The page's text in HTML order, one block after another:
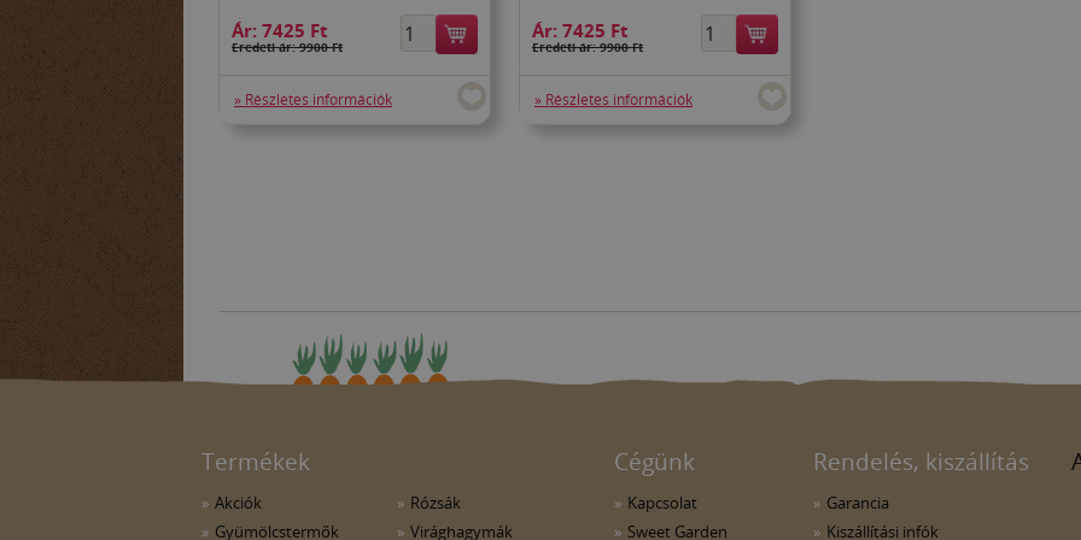
Ár: 7425 Ft
Eredeti ár: 9900 Ft
» Részletes információk
Ár: 7425 Ft
Eredeti ár: 9900 Ft
» Részletes információk
Termékek
Akciók
Gyümölcstermők
Rózsák
Virághagymák
Cégünk
Kapcsolat
Sweet Garden
Rendelés, kiszállítás
Garancia
Kiszállítási infók